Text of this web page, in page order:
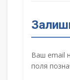
Ваш email
поля